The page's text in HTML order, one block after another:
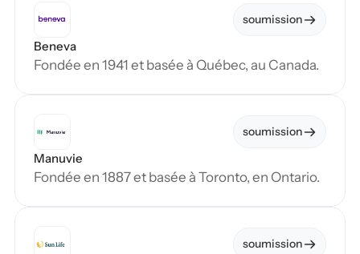
soumission
Beneva
Fondée en 1941 et basée à Québec, au Canada.
soumission
Manuvie
Fondée en 1887 et basée à Toronto, en Ontario.
soumission